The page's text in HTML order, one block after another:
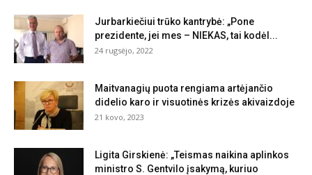
Jurbarkiečiui trūko kantrybė: „Pone
prezidente, jei mes – NIEKAS, tai kodėl...
24 rugsėjo, 2022
Maitvanagių puota rengiama artėjančio
didelio karo ir visuotinės krizės akivaizdoje
21 kovo, 2023
Ligita Girskienė: „Teismas naikina aplinkos
ministro S. Gentvilo įsakymą, kuriuo